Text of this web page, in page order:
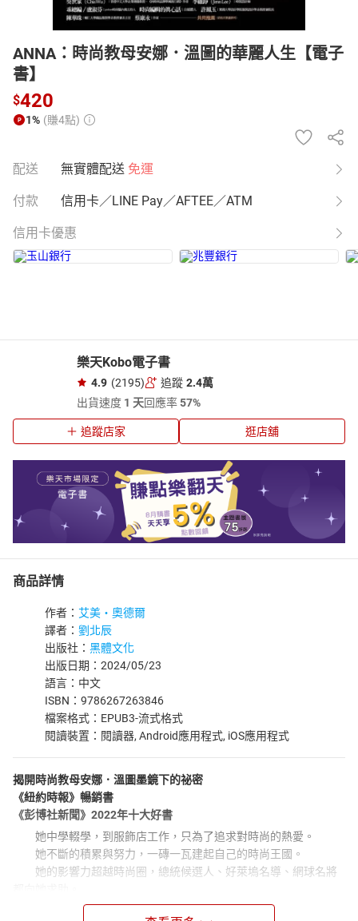
ANNA：時尚教母安娜．溫圖的華麗人生【電子
書】
$420
1% (賺4點)
配送 無實體配送 免運
付款 信用卡／LINE Pay／AFTEE／ATM
信用卡優惠
樂天Kobo電子書
4.9 (2195) 追蹤 2.4萬
出貨速度 1 天回應率57%
追蹤店家 逛店舖
商品詳情
作者： 艾美‧奧德爾
譯者： 劉北辰
出版社： 黑體文化
出版日期：2024/05/23
語言：中文
ISBN：9786267263846
檔案格式：EPUB3-流式格式
閱讀裝置：閱讀器, Android應用程式, iOS應用程式
揭開時尚教母安娜．溫圖墨鏡下的祕密
《紐約時報》暢銷書
《彭博社新聞》2022年十大好書
她中學輟學，到服飾店工作，只為了追求對時尚的熱愛。
她不斷的積累與努力，一磚一瓦建起自己的時尚王國。
她的影響力超越時尚圈，總統候選人、好萊塢名導、網球名將
她長年頂著捲曲弧度完美的鮑伯頭，用一副墨鏡掩藏所有喜怒